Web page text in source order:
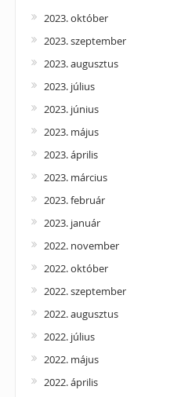
2023. október
2023. szeptember
2023. augusztus
2023. július
2023. június
2023. május
2023. április
2023. március
2023. február
2023. január
2022. november
2022. október
2022. szeptember
2022. augusztus
2022. július
2022. május
2022. április